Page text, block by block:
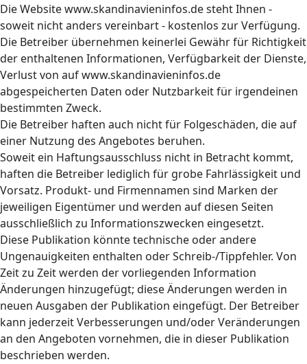
Die Website www.skandinavieninfos.de steht Ihnen -
soweit nicht anders vereinbart - kostenlos zur Verfügung.
Die Betreiber übernehmen keinerlei Gewähr für Richtigkeit
der enthaltenen Informationen, Verfügbarkeit der Dienste,
Verlust von auf www.skandinavieninfos.de
abgespeicherten Daten oder Nutzbarkeit für irgendeinen
bestimmten Zweck.
Die Betreiber haften auch nicht für Folgeschäden, die auf
einer Nutzung des Angebotes beruhen.
Soweit ein Haftungsausschluss nicht in Betracht kommt,
haften die Betreiber lediglich für grobe Fahrlässigkeit und
Vorsatz. Produkt- und Firmennamen sind Marken der
jeweiligen Eigentümer und werden auf diesen Seiten
ausschließlich zu Informationszwecken eingesetzt.
Diese Publikation könnte technische oder andere
Ungenauigkeiten enthalten oder Schreib-/Tippfehler. Von
Zeit zu Zeit werden der vorliegenden Information
Änderungen hinzugefügt; diese Änderungen werden in
neuen Ausgaben der Publikation eingefügt. Der Betreiber
kann jederzeit Verbesserungen und/oder Veränderungen
an den Angeboten vornehmen, die in dieser Publikation
beschrieben werden.